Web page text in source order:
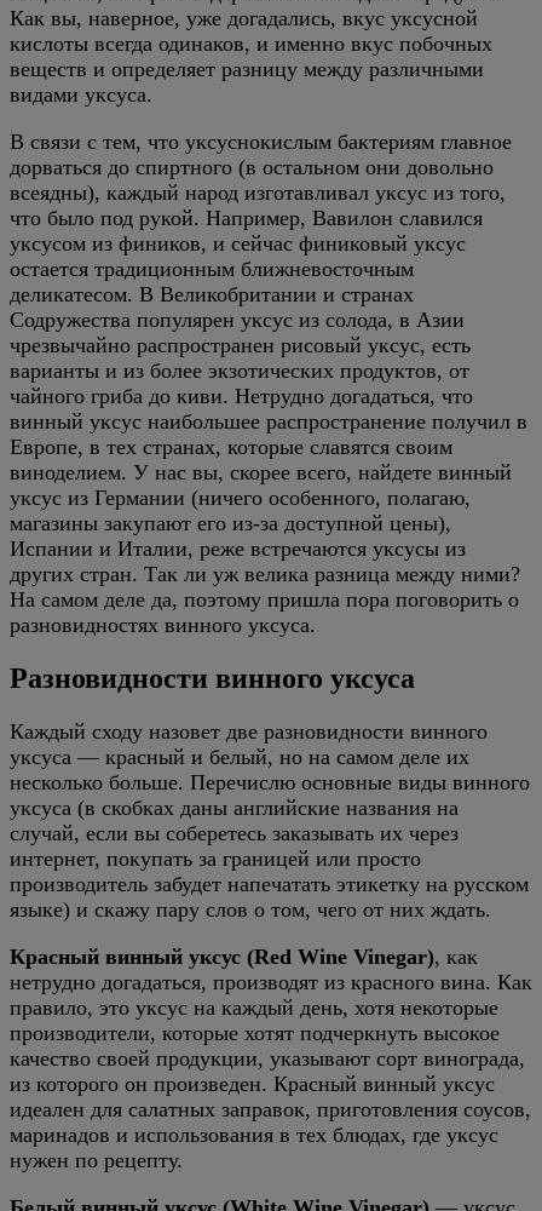
Как вы, наверное, уже догадались, вкус уксусной
кислоты всегда одинаков, и именно вкус побочных
веществ и определяет разницу между различными
видами уксуса.
В связи с тем, что уксуснокислым бактериям главное
дорваться до спиртного (в остальном они довольно
всеядны), каждый народ изготавливал уксус из того,
что было под рукой. Например, Вавилон славился
уксусом из фиников, и сейчас финиковый уксус
остается традиционным ближневосточным
деликатесом. В Великобритании и странах
Содружества популярен уксус из солода, в Азии
чрезвычайно распространен рисовый уксус, есть
варианты и из более экзотических продуктов, от
чайного гриба до киви. Нетрудно догадаться, что
винный уксус наибольшее распространение получил в
Европе, в тех странах, которые славятся своим
виноделием. У нас вы, скорее всего, найдете винный
уксус из Германии (ничего особенного, полагаю,
магазины закупают его из-за доступной цены),
Испании и Италии, реже встречаются уксусы из
других стран. Так ли уж велика разница между ними?
На самом деле да, поэтому пришла пора поговорить о
разновидностях винного уксуса.
Разновидности винного уксуса
Каждый сходу назовет две разновидности винного
уксуса — красный и белый, но на самом деле их
несколько больше. Перечислю основные виды винного
уксуса (в скобках даны английские названия на
случай, если вы соберетесь заказывать их через
интернет, покупать за границей или просто
производитель забудет напечатать этикетку на русском
языке) и скажу пару слов о том, чего от них ждать.
Красный винный уксус (Red Wine Vinegar), как
нетрудно догадаться, производят из красного вина. Как
правило, это уксус на каждый день, хотя некоторые
производители, которые хотят подчеркнуть высокое
качество своей продукции, указывают сорт винограда,
из которого он произведен. Красный винный уксус
идеален для салатных заправок, приготовления соусов,
маринадов и использования в тех блюдах, где уксус
нужен по рецепту.